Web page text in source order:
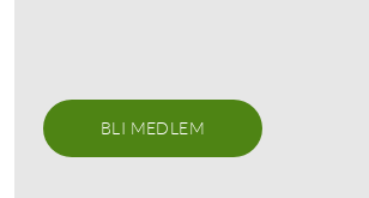
BLI MEDLEM